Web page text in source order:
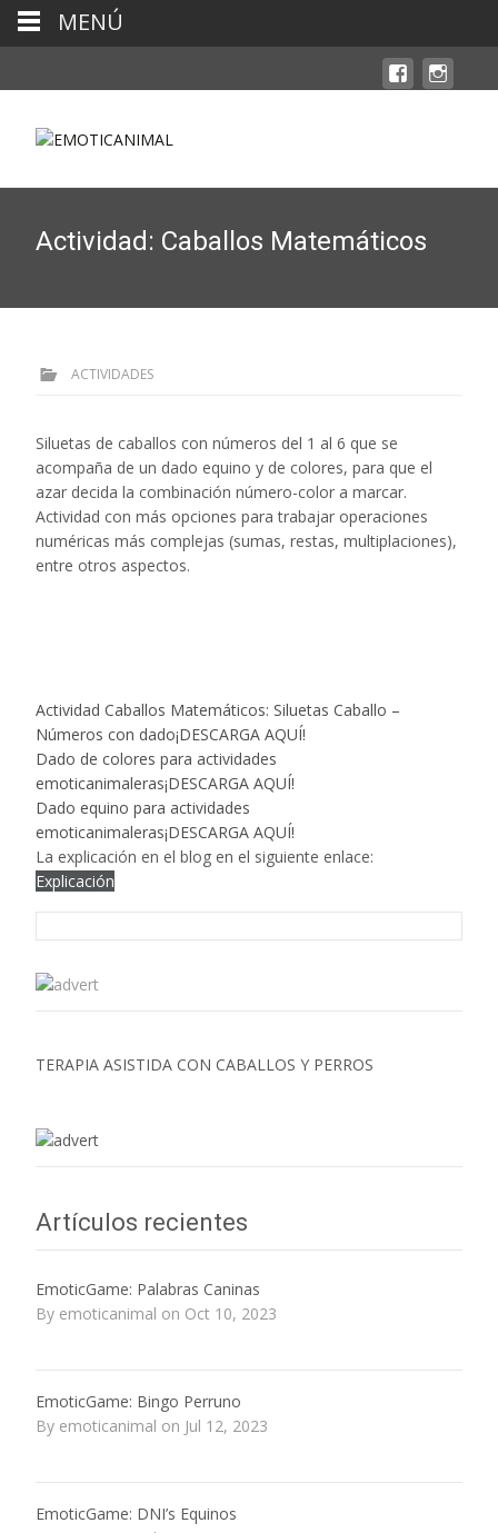
Actividad: Caballos Matemáticos
ACTIVIDADES
Siluetas de caballos con números del 1 al 6 que se
acompaña de un dado equino y de colores, para que el
azar decida la combinación número-color a marcar.
Actividad con más opciones para trabajar operaciones
numéricas más complejas (sumas, restas, multiplaciones),
entre otros aspectos.
Actividad Caballos Matemáticos: Siluetas Caballo –
Números con dado¡DESCARGA AQUÍ!
Dado de colores para actividades
emoticanimaleras¡DESCARGA AQUÍ!
Dado equino para actividades
emoticanimaleras¡DESCARGA AQUÍ!
La explicación en el blog en el siguiente enlace:
Explicación
TERAPIA ASISTIDA CON CABALLOS Y PERROS
Artículos recientes
EmoticGame: Palabras Caninas
By emoticanimal on Oct 10, 2023
EmoticGame: Bingo Perruno
By emoticanimal on Jul 12, 2023
EmoticGame: DNI’s Equinos
MENÚ